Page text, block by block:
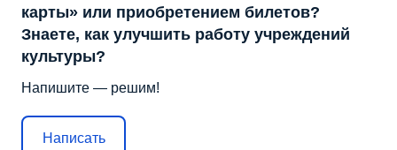
карты» или приобретением билетов?
Знаете, как улучшить работу учреждений
культуры?
Напишите — решим!
Написать